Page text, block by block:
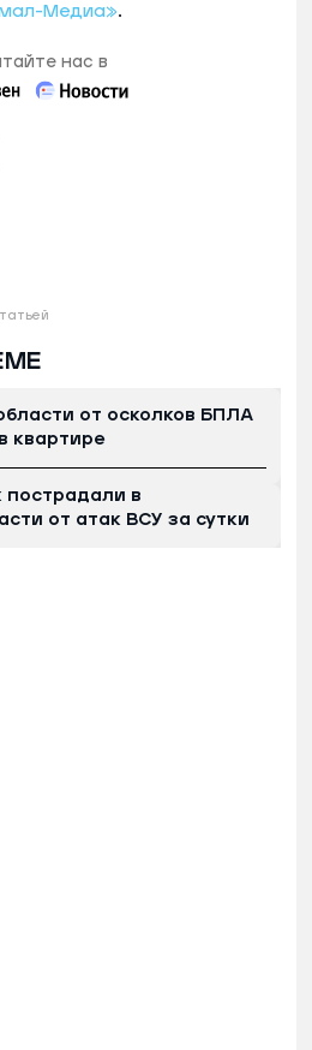
Медиа».
нас в
от осколков БПЛА
квартире
пострадали в
от атак ВСУ за сутки